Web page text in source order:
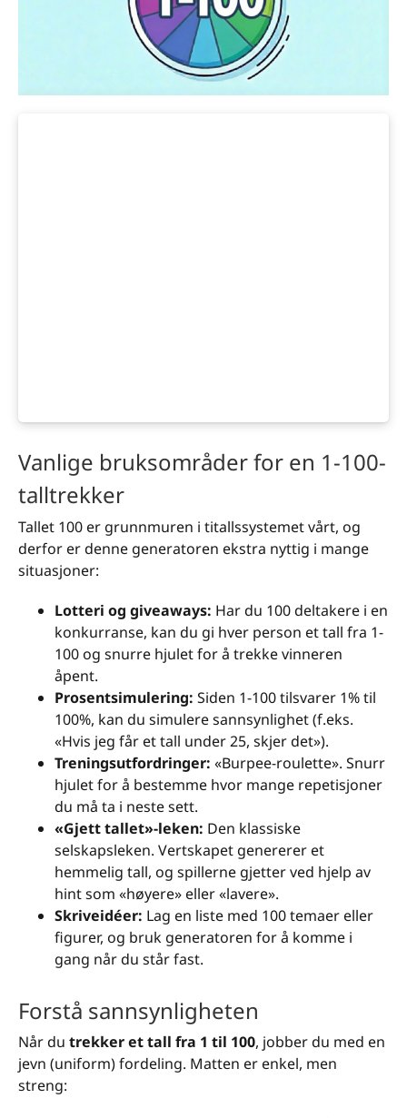
Vanlige bruksområder for en 1-100-
talltrekker
Tallet 100 er grunnmuren i titallssystemet vårt, og
derfor er denne generatoren ekstra nyttig i mange
situasjoner:
Lotteri og giveaways: Har du 100 deltakere i en
konkurranse, kan du gi hver person et tall fra 1-
100 og snurre hjulet for å trekke vinneren
åpent.
Prosentsimulering: Siden 1-100 tilsvarer 1% til
100%, kan du simulere sannsynlighet (f.eks.
«Hvis jeg får et tall under 25, skjer det»).
Treningsutfordringer: «Burpee-roulette». Snurr
hjulet for å bestemme hvor mange repetisjoner
du må ta i neste sett.
«Gjett tallet»-leken: Den klassiske
selskapsleken. Vertskapet genererer et
hemmelig tall, og spillerne gjetter ved hjelp av
hint som «høyere» eller «lavere».
Skriveidéer: Lag en liste med 100 temaer eller
figurer, og bruk generatoren for å komme i
gang når du står fast.
Forstå sannsynligheten
Når du trekker et tall fra 1 til 100, jobber du med en
jevn (uniform) fordeling. Matten er enkel, men
streng: